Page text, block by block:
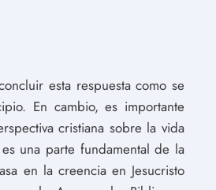
esta respuesta como se
En cambio, es importante
cristiana sobre la vida
una parte fundamental de la
en la creencia en Jesucristo